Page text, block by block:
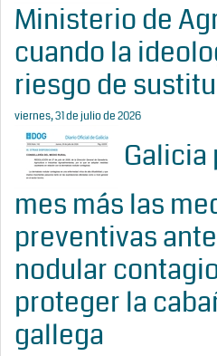
Ministerio de
cuando la
riesgo de
viernes, 31 de julio de 2026
Galicia
mes más las
preventivas
nodular
proteger la
gallega